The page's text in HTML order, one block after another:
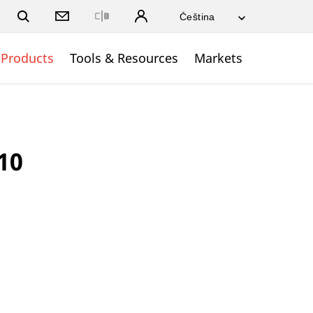
Products Tools & Resources Markets